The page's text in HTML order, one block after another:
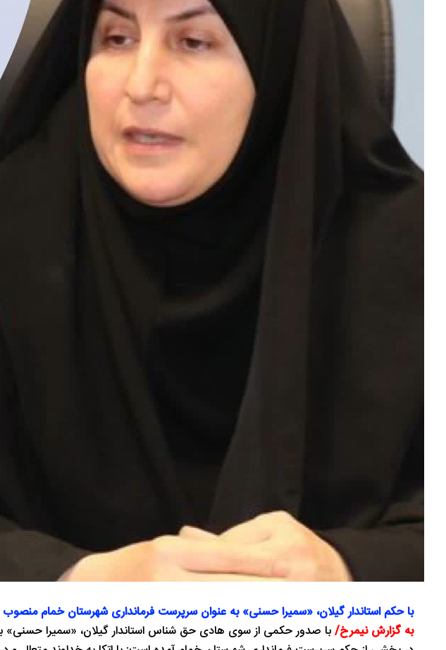
با حکم استاندار گیلان، «سمیرا حسنی» به عنوان سرپرست فرمانداری شهرستان خمام
به گزارش نیمرخ/با صدور حکمی از سوی هادی حق‌ شناس استاندار گیلان، «سمیرا